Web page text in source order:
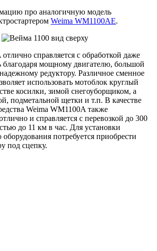
про аналогичную модель
Weima WM1100AE.
справляется с обработкой даже
благодаря мощному двигателю, большой
редуктору. Различное сменное
использовать мотоблок круглый
косилки, зимой снегоуборщиком, а
подметальной щетки и т.п. В качестве
Weima WM1100A также
и справляется с перевозкой до 300
до 11 км в час. Для установки
потребуется приобрести
под сцепку.